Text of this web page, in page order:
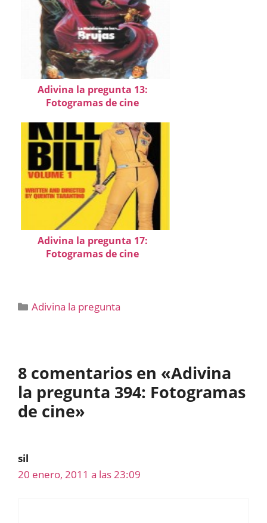
Adivina la pregunta 13:
Fotogramas de cine
Adivina la pregunta 17:
Fotogramas de cine
Categorías
Adivina la pregunta
8 comentarios en «Adivina
la pregunta 394: Fotogramas
de cine»
sil
20 enero, 2011 a las 23:09